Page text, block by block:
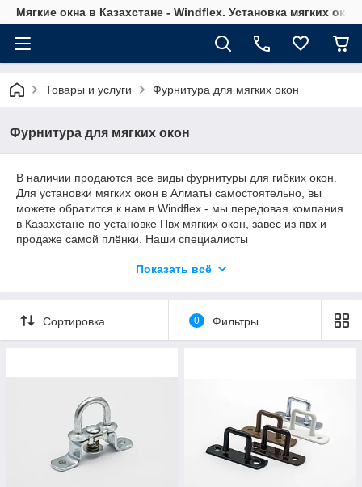
Мягкие окна в Казахстане - Windflex. Установка мягких
Товары и услуги Фурнитура для мягких окон
Фурнитура для мягких окон
В наличии продаются все виды фурнитуры для гибких окон.
Для установки мягких окон в Алматы самостоятельно, вы
можете обратится к нам в Windflex - мы передовая компания
в Казахстане по установке Пвх мягких окон, завес из пвх и
продаже самой плёнки. Наши специалисты
фурнитуру необходимо использовать для ваших целей.
Показать всё
Сортировка 0 Фильтры